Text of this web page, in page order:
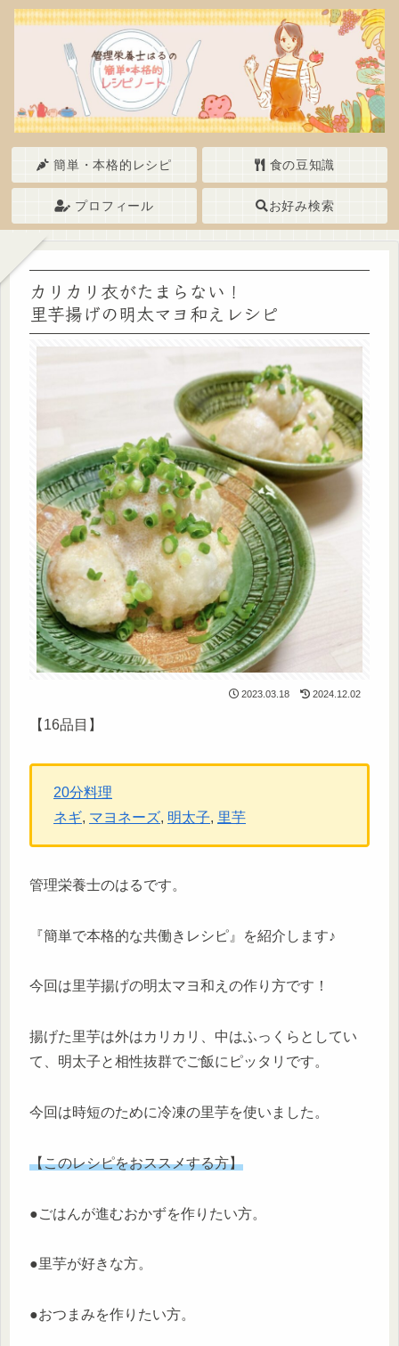
簡単・本格的レシピ 食の豆知識
プロフィール お好み検索
カリカリ衣がたまらない！
里芋揚げの明太マヨ和えレシピ
2023.03.18 2024.12.02
【16品目】
20分料理
ネギ, マヨネーズ, 明太子, 里芋
管理栄養士のはるです。
『簡単で本格的な共働きレシピ』を紹介します♪
今回は里芋揚げの明太マヨ和えの作り方です！
揚げた里芋は外はカリカリ、中はふっくらとしてい
て、明太子と相性抜群でご飯にピッタリです。
今回は時短のために冷凍の里芋を使いました。
【このレシピをおススメする方】
●ごはんが進むおかずを作りたい方。
●里芋が好きな方。
●おつまみを作りたい方。